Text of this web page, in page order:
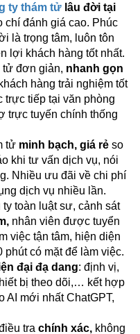
ty thám tử lâu đời tại
chí đánh giá cao. Phúc
là trọng tâm, luôn tôn
lợi khách hàng tốt nhất.
tử đơn giản, nhanh gọn
hàng trải nghiệm tốt
trực tiếp tại văn phòng
trực tuyến chính thống
tử minh bạch, giá rẻ so
khi tư vấn dịch vụ, nói
Nhiều ưu đãi về chi phí
dịch vụ nhiều lần.
toàn luật sư, cảnh sát
nhân viên được tuyển
việc tận tâm, hiện diện
có mặt để làm việc.
đại đạ dang: định vị,
bị theo dõi,… kết hợp
AI mới nhất ChatGPT,
tra chính xác, không